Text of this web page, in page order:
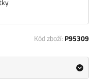
Kód zboží: P95309